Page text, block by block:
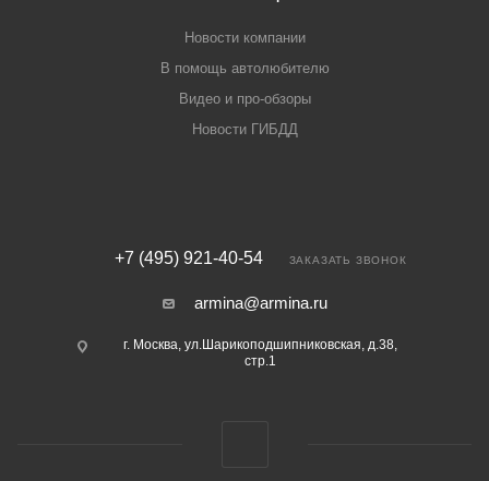
Новости компании
В помощь автолюбителю
Видео и про-обзоры
Новости ГИБДД
+7 (495) 921-40-54 ЗАКАЗАТЬ ЗВОНОК
armina@armina.ru
г. Москва, ул.Шарикоподшипниковская, д.38,
стр.1